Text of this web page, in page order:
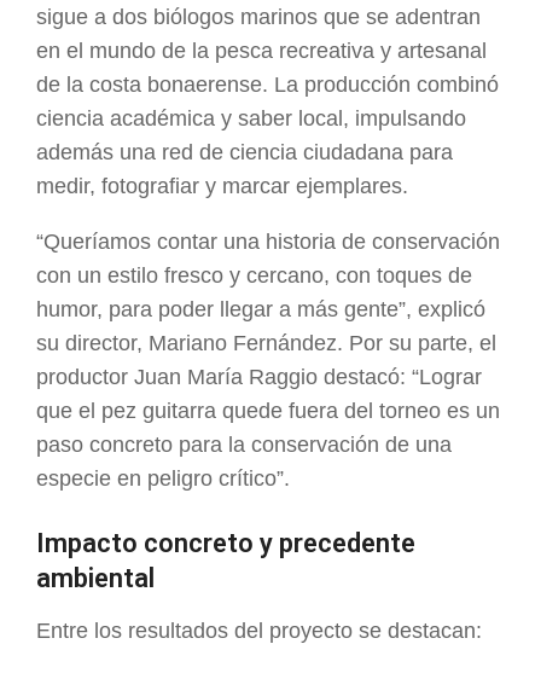
sigue a dos biólogos marinos que se adentran
en el mundo de la pesca recreativa y artesanal
de la costa bonaerense. La producción combinó
ciencia académica y saber local, impulsando
además una red de ciencia ciudadana para
medir, fotografiar y marcar ejemplares.
“Queríamos contar una historia de conservación
con un estilo fresco y cercano, con toques de
humor, para poder llegar a más gente”, explicó
su director, Mariano Fernández. Por su parte, el
productor Juan María Raggio destacó: “Lograr
que el pez guitarra quede fuera del torneo es un
paso concreto para la conservación de una
especie en peligro crítico”.
Impacto concreto y precedente
ambiental
Entre los resultados del proyecto se destacan: